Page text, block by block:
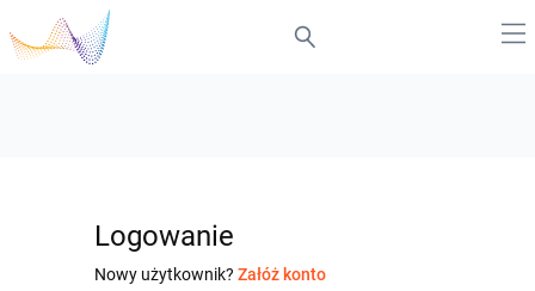
Logowanie
Nowy użytkownik? Załóż konto